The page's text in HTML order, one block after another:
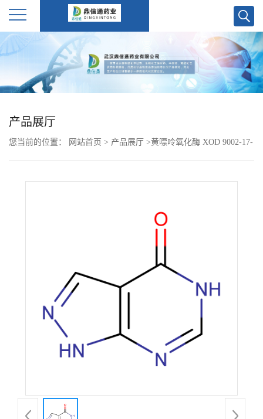
公
产
产品展厅
您当前的位置： 网站首页 > 产品展厅 >黄嘌呤氧化酶 XOD 9002-17-